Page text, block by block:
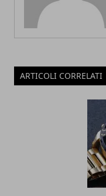
ARTICOLI CORRELATI